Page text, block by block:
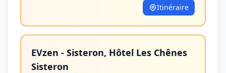
Itinéraire
EVzen - Sisteron, Hôtel Les Chênes
Sisteron